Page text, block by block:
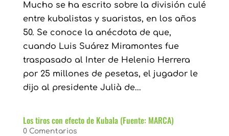
Mucho se ha escrito sobre la división culé
entre kubalistas y suaristas, en los años
50. Se conoce la anécdota de que,
cuando Luis Suárez Miramontes fue
traspasado al Inter de Helenio Herrera
por 25 millones de pesetas, el jugador le
dijo al presidente Julià de...
Los tiros con efecto de Kubala (Fuente: MARCA)
0 Comentarios